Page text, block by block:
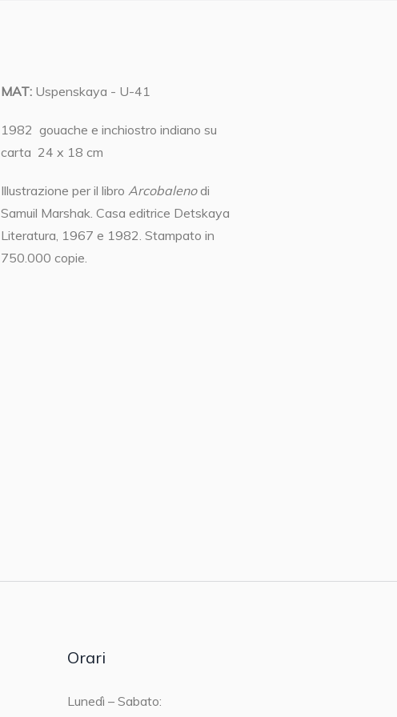
MAT: Uspenskaya - U-41
1982 gouache e inchiostro indiano su
carta 24 x 18 cm
Illustrazione per il libro Arcobalenodi
Samuil Marshak. Casa editrice Detskaya
Literatura, 1967 e 1982. Stampato in
750.000 copie.
Orari
Lunedì – Sabato: